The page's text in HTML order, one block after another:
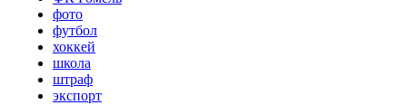
фото
футбол
хоккей
школа
штраф
экспорт